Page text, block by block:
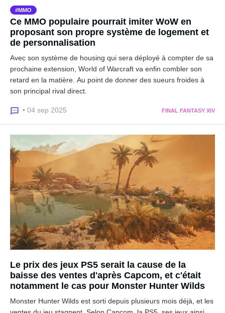
MMO
Ce MMO populaire pourrait imiter WoW en
proposant son propre système de logement et
de personnalisation
Avec son système de housing qui sera déployé à compter de sa
prochaine extension, World of Warcraft va enfin combler son
retard en la matière. Au point de donner des sueurs froides à
son principal rival direct.
• 04 sep 2025 FINAL FANTASY XIV
Le prix des jeux PS5 serait la cause de la
baisse des ventes d'après Capcom, et c'était
notamment le cas pour Monster Hunter Wilds
Monster Hunter Wilds est sorti depuis plusieurs mois déjà, et les